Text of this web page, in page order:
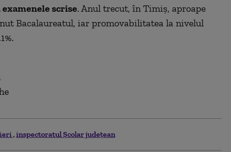
scrise. Anul trecut, în Timiș, aproape
Bacalaureatul, iar promovabilitatea la nivelul
inspectoratul Şcolar judeţean